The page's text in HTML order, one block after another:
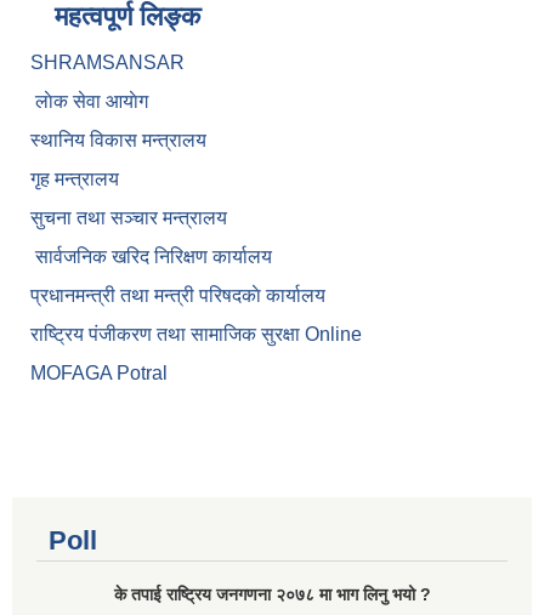
महत्वपूर्ण लिङ्क
SHRAMSANSAR
लाेक सेवा आयाेग
स्थानिय विकास मन्त्रालय
गृह मन्त्रालय
सुचना तथा सञ्चार मन्त्रालय
सार्वजनिक खरिद निरिक्षण कार्यालय
प्रधानमन्त्री तथा मन्त्री परिषदकाे कार्यालय
राष्ट्रिय पंजीकरण तथा सामाजिक सुरक्षा Online
MOFAGA Potral
Poll
के तपाई राष्ट्रिय जनगणना २०७८ मा भाग लिनु भयो ?